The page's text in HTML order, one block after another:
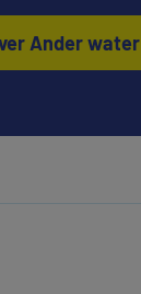
Ander water